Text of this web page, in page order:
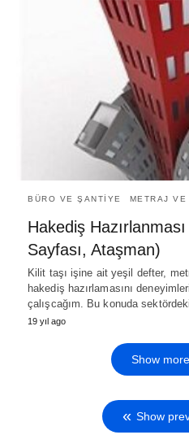
BÜRO VE ŞANTIYE METRAJ
Hakediş
Sayfası, Ataşman)
Kilit taşı işine ait yeşil defter,
hakediş hazırlamasını
çalışcağım. Bu konuda
19 yıl ago
Show
Show